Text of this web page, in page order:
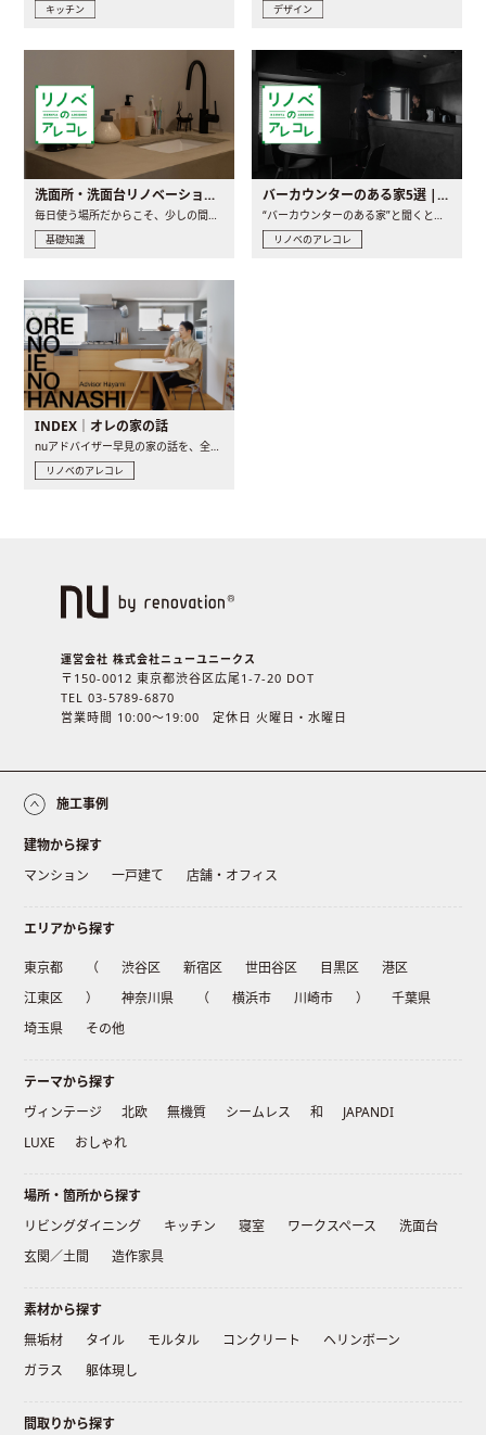
キッチン デザイン
洗面所・洗面台リノベーションの事例と間取りアイデア
毎日使う場所だからこそ、少しの間取りの工夫や素材の選び方で..
基礎知識
バーカウンターのある家5選 | 日常に馴染む“距離の近い”キッチンとは
“バーカウンターのある家”と聞くと、少し特別な、大人のための..
リノベのアレコレ
INDEX｜オレの家の話
リノベのアレコレ
運営会社 株式会社ニューユニークス
〒150-0012 東京都渋谷区広尾1-7-20 DOT
TEL 03-5789-6870
営業時間 10:00〜19:00 定休日 火曜日・水曜日
施工事例
建物から探す
マンション
一戸建て 店舗・オフィス
エリアから探す
東京都 （ 渋谷区 新宿区 世田谷区 目黒区
港区
江東区
） 神奈川県 （ 横浜市 川崎市 ）
千葉県
埼玉県
その他
テーマから探す
ヴィンテージ
北欧 無機質 シームレス 和
JAPANDI
LUXE
おしゃれ
場所・箇所から探す
リビングダイニング
キッチン 寝室 ワークスペース
洗面台
玄関／土間
造作家具
素材から探す
無垢材
タイル モルタル コンクリート
ヘリンボーン
ガラス
躯体現し
間取りから探す